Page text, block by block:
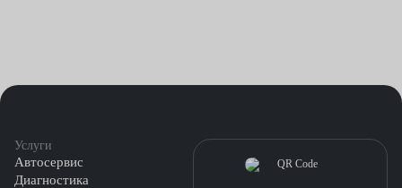
Услуги
Автосервис
Диагностика